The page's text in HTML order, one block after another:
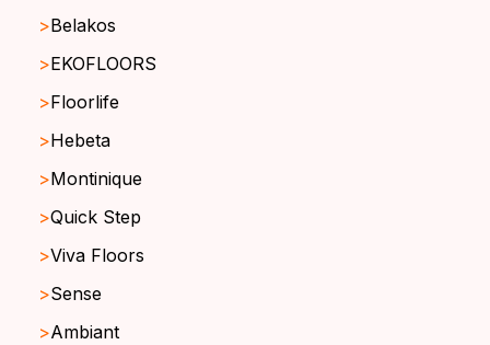
Belakos
EKOFLOORS
Floorlife
Hebeta
Montinique
Quick Step
Viva Floors
Sense
Ambiant